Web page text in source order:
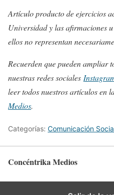
Artículo producto de ejercicios
Universidad y las afirmaciones
ellos no representan
Recuerden que pueden ampliar
nuestras redes sociales
leer todos nuestros artículos en
Medios.
Categorías: Comunicación
Concéntrika Medios